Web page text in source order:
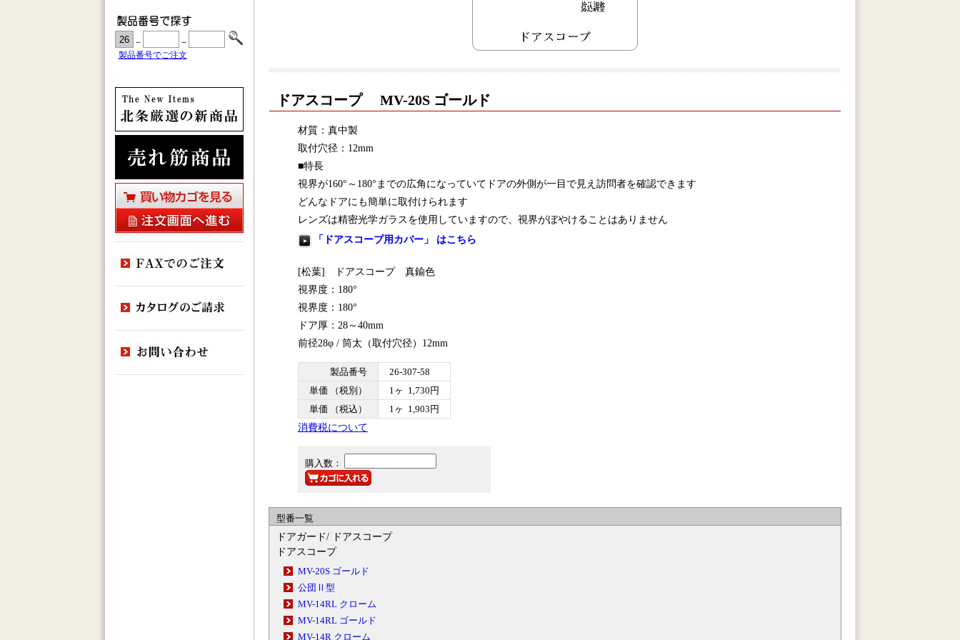
ドアスコープ MV-20S ゴールド
材質：真中製
取付穴径：12mm
■特長
視界が160°～180°までの広角になっていてドアの外側が一目で見え訪問者を確認できます
どんなドアにも簡単に取付けられます
レンズは精密光学ガラスを使用していますので、視界がぼやけることはありません
「ドアスコープ用カバー」 はこちら
[松葉] ドアスコープ 真鍮色
視界度：180°
視界度：180°
ドア厚：28～40mm
前径28φ / 筒太（取付穴径）12mm
製品番号
26-307-58
単価 （税別）
1ヶ 1,730円
単価 （税込）
1ヶ 1,903円
消費税について
購入数：
型番一覧
ドアガード/ ドアスコープ
ドアスコープ
MV-20S ゴールド
公団Ⅱ型
MV-14RL クローム
MV-14RL ゴールド
MV-14R クローム
－ －
製品番号でご注文